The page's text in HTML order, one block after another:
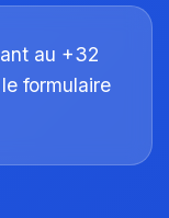
au +32
formulaire